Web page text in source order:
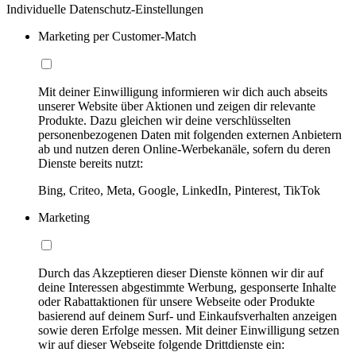
Individuelle Datenschutz-Einstellungen
Marketing per Customer-Match
Mit deiner Einwilligung informieren wir dich auch abseits
unserer Website über Aktionen und zeigen dir relevante
Produkte. Dazu gleichen wir deine verschlüsselten
personenbezogenen Daten mit folgenden externen Anbietern
ab und nutzen deren Online-Werbekanäle, sofern du deren
Dienste bereits nutzt:
Bing, Criteo, Meta, Google, LinkedIn, Pinterest, TikTok
Marketing
Durch das Akzeptieren dieser Dienste können wir dir auf
deine Interessen abgestimmte Werbung, gesponserte Inhalte
oder Rabattaktionen für unsere Webseite oder Produkte
basierend auf deinem Surf- und Einkaufsverhalten anzeigen
sowie deren Erfolge messen. Mit deiner Einwilligung setzen
wir auf dieser Webseite folgende Drittdienste ein: